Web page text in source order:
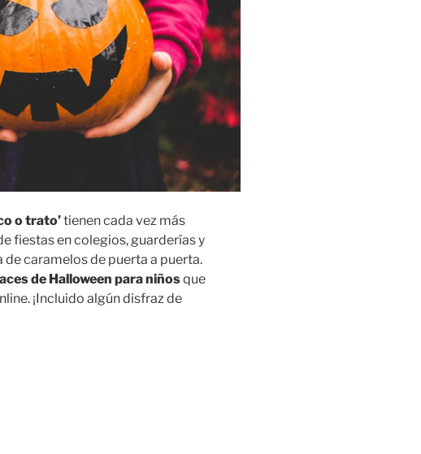
o trato’tienen cada vez más
fiestas en colegios, guarderías y
de caramelos de puerta a puerta.
de Halloween para niñosque
¡Incluido algún disfraz de